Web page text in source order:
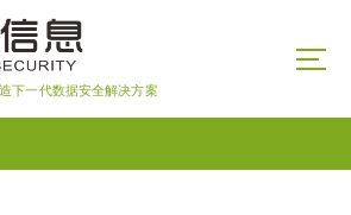
下一代数据安全解决方案